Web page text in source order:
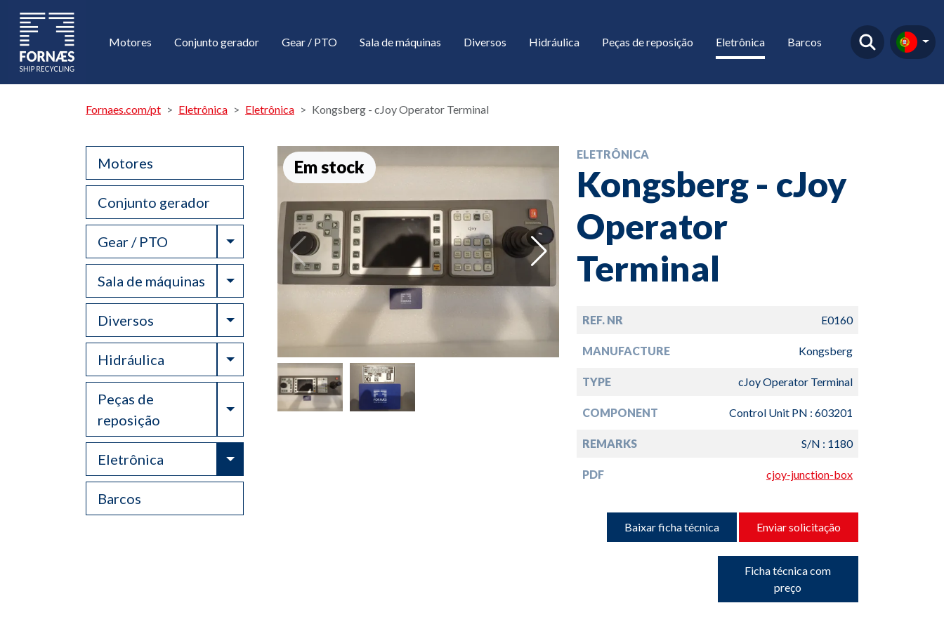
Motores Conjunto gerador Gear / PTO Sala de máquinas Diversos Hidráulica Peças de reposição Eletrônica Barcos
Fornaes.com/pt Eletrônica Eletrônica Kongsberg - cJoy Operator Terminal
Motores
Conjunto gerador
Gear / PTO Toggle Dropdown
Sala de máquinas Toggle Dropdown
Diversos Toggle Dropdown
Hidráulica Toggle Dropdown
Peças de
reposição
Toggle Dropdown
Eletrônica Toggle Dropdown
Barcos
Em stock
ELETRÔNICA
Kongsberg - cJoy
Operator
Terminal
REF. NR E0160
MANUFACTURE Kongsberg
TYPE cJoy Operator Terminal
COMPONENT Control Unit PN : 603201
REMARKS S/N : 1180
PDF cjoy-junction-box
Baixar ficha técnica Enviar solicitação
Ficha técnica com
preço